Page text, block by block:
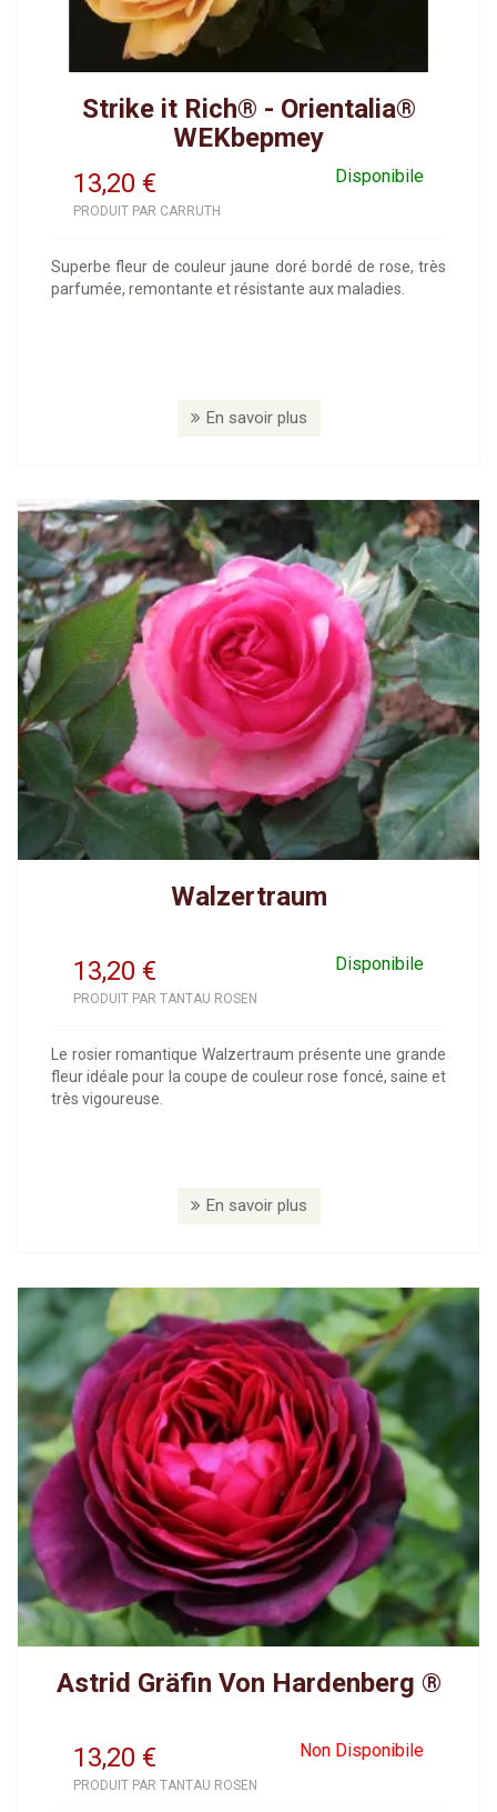
Strike it Rich® - Orientalia®
WEKbepmey
13,20
Disponibile
€
PRODUIT PAR CARRUTH
Superbe fleur de couleur jaune doré bordé de rose, très
parfumée, remontante et résistante aux maladies.
En savoir plus
Walzertraum
13,20 Disponibile
€
PRODUIT PAR TANTAU ROSEN
Le rosier romantique Walzertraum présente une grande
fleur idéale pour la coupe de couleur rose foncé, saine et
très vigoureuse.
En savoir plus
Astrid Gräfin Von Hardenberg ®
13,20 Non Disponibile
€
PRODUIT PAR TANTAU ROSEN